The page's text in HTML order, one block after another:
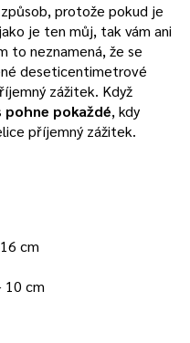
protože pokud je
je ten můj, tak vám ani
to neznamená, že se
deseticentimetrové
zážitek. Když
pohne pokaždé, kdy
příjemný zážitek.
cm
10 cm